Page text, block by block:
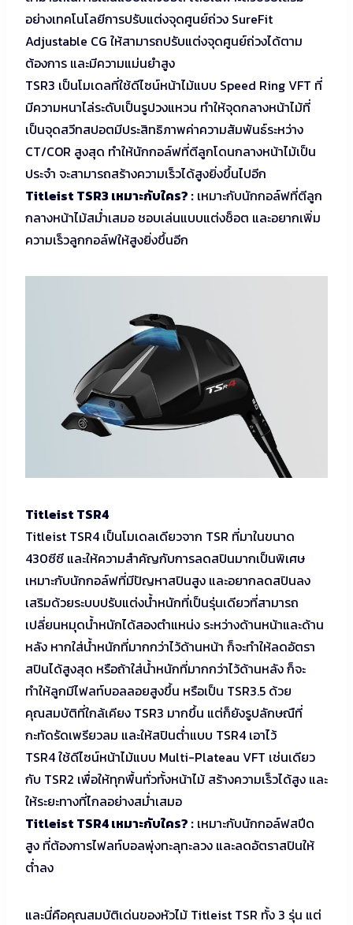
อย่างเทคโนโลยีการปรับแต่งจุดศูนย์ถ่วง SureFit
Adjustable CG ให้สามารถปรับแต่งจุดศูนย์ถ่วงได้ตาม
ต้องการ และมีความแม่นยำสูง
TSR3 เป็นโมเดลที่ใช้ดีไซน์หน้าไม้แบบ Speed Ring VFT ที่
มีความหนาไล่ระดับเป็นรูปวงแหวน ทำให้จุดกลางหน้าไม้ที่
เป็นจุดสวีทสปอตมีประสิทธิภาพค่าความสัมพันธ์ระหว่าง
CT/COR สูงสุด ทำให้นักกอล์ฟที่ตีลูกโดนกลางหน้าไม้เป็น
ประจำ จะสามารถสร้างความเร็วได้สูงยิ่งขึ้นไปอีก
Titleist TSR3 เหมาะกับใคร? : เหมาะกับนักกอล์ฟที่ตีลูก
กลางหน้าไม้สม่ำเสมอ ชอบเล่นแบบแต่งช็อต และอยากเพิ่ม
ความเร็วลูกกอล์ฟให้สูงยิ่งขึ้นอีก
Titleist TSR4
Titleist TSR4 เป็นโมเดลเดียวจาก TSR ที่มาในขนาด
430ซีซี และให้ความสำคัญกับการลดสปินมากเป็นพิเศษ
เหมาะกับนักกอล์ฟที่มีปัญหาสปินสูง และอยากลดสปินลง
เสริมด้วยระบบปรับแต่งน้ำหนักที่เป็นรุ่นเดียวที่สามารถ
เปลี่ยนหมุดน้ำหนักได้สองตำแหน่ง ระหว่างด้านหน้าและด้าน
หลัง หากใส่น้ำหนักที่มากกว่าไว้ด้านหน้า ก็จะทำให้ลดอัตรา
สปินได้สูงสุด หรือถ้าใส่น้ำหนักที่มากกว่าไว้ด้านหลัง ก็จะ
ทำให้ลูกมีไฟลท์บอลลอยสูงขึ้น หรือเป็น TSR3.5 ด้วย
คุณสมบัติที่ใกล้เคียง TSR3 มากขึ้น แต่ก็ยังรูปลักษณืที่
กะทัดรัดเพรียวลม และให้สปินต่ำแบบ TSR4 เอาไว้
TSR4 ใช้ดีไซน์หน้าไม้แบบ Multi-Plateau VFT เช่นเดียว
กับ TSR2 เพื่อให้ทุกพื้นทั่วทั้งหน้าไม้ สร้างความเร็วได้สูง และ
ให้ระยะทางที่ไกลอย่างสม่ำเสมอ
Titleist TSR4 เหมาะกับใคร? : เหมาะกับนักกอล์ฟสปีด
สูง ที่ต้องการไฟลท์บอลพุ่งทะลุทะลวง และลดอัตราสปินให้
ต่ำลง
และนี่คือคุณสมบัติเด่นของหัวไม้ Titleist TSR ทั้ง 3 รุ่น แต่